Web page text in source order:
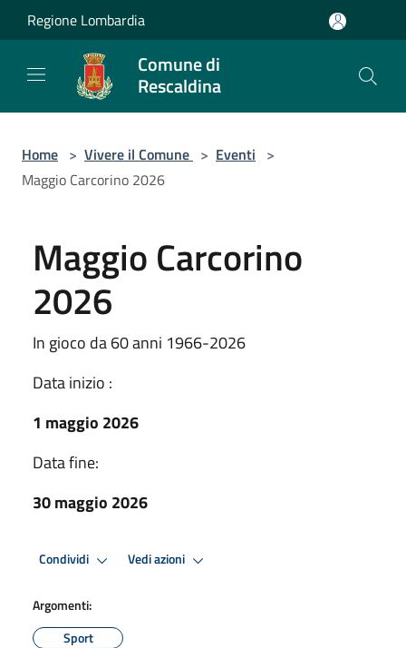
Salta al contenuto principale
Regione Lombardia
Comune di
Rescaldina
Home > Vivere il Comune > Eventi >
Maggio Carcorino 2026
Maggio Carcorino
2026
In gioco da 60 anni 1966-2026
Data inizio :
1 maggio 2026
Data fine:
30 maggio 2026
Condividi Vedi azioni
Argomenti:
Sport